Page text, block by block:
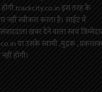
होगी.trackcity.co.in इस तरह के
नहीं स्वीकार करता है। साईट में
खबर देने वाला स्वयं
या उसके स्वामी ,मुद्रक , प्रकाशक
होगी।